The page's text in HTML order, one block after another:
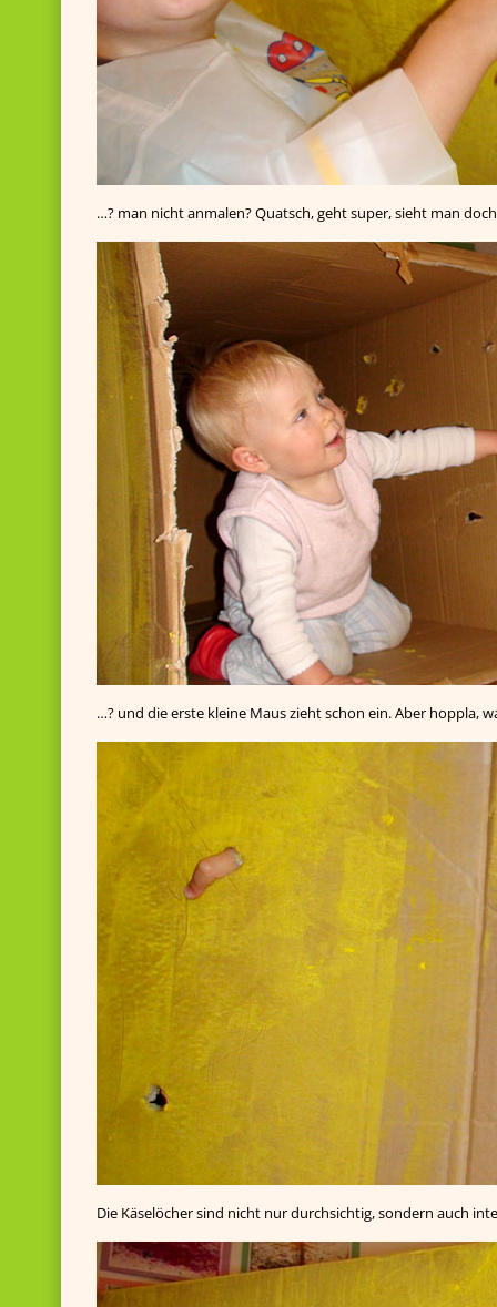
…? man nicht anmalen? Quatsch, geht super, sieht man
…? und die erste kleine Maus zieht schon ein. Aber hoppla,
Die Käselöcher sind nicht nur durchsichtig, sondern auch